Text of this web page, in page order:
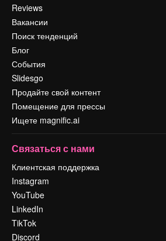
Reviews
Вакансии
Поиск тенденций
Блог
События
Slidesgo
Продайте свой контент
Помещение для прессы
Ищете magnific.ai
Связаться с нами
Клиентская поддержка
Instagram
YouTube
LinkedIn
TikTok
Discord